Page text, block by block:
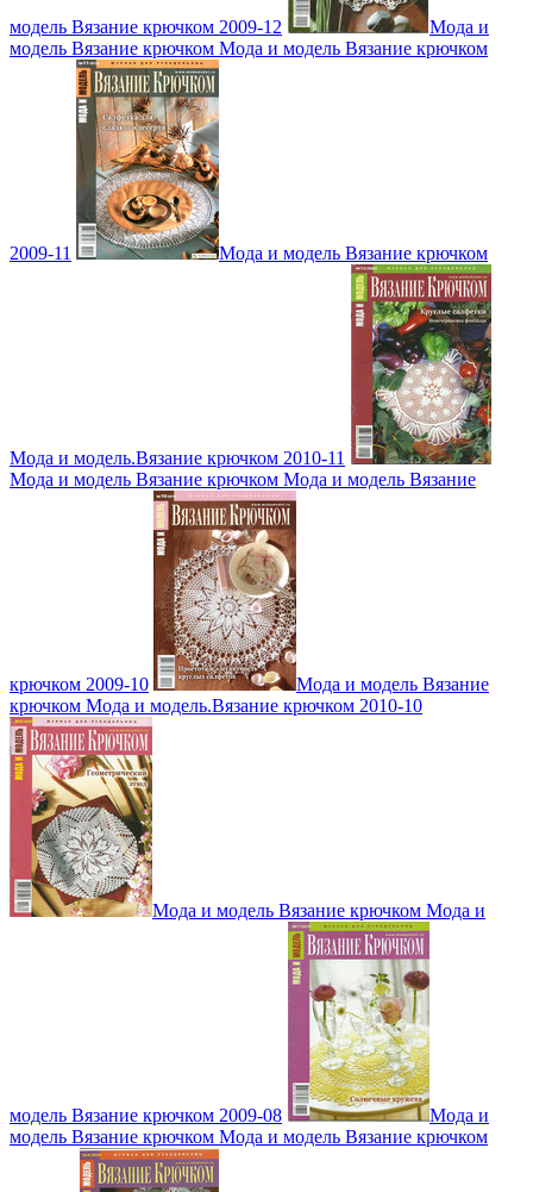
модель Вязание крючком 2009-12
Мода и
модель Вязание крючком Мода и модель Вязание крючком
2009-11 Мода и модель Вязание крючком
Мода и модель.Вязание крючком 2010-11
Мода и модель Вязание крючком Мода и модель Вязание
крючком 2009-10
Мода и модель Вязание
крючком Мода и модель.Вязание крючком 2010-10
Мода и модель Вязание крючком Мода и
модель Вязание крючком 2009-08
Мода и
модель Вязание крючком Мода и модель Вязание крючком